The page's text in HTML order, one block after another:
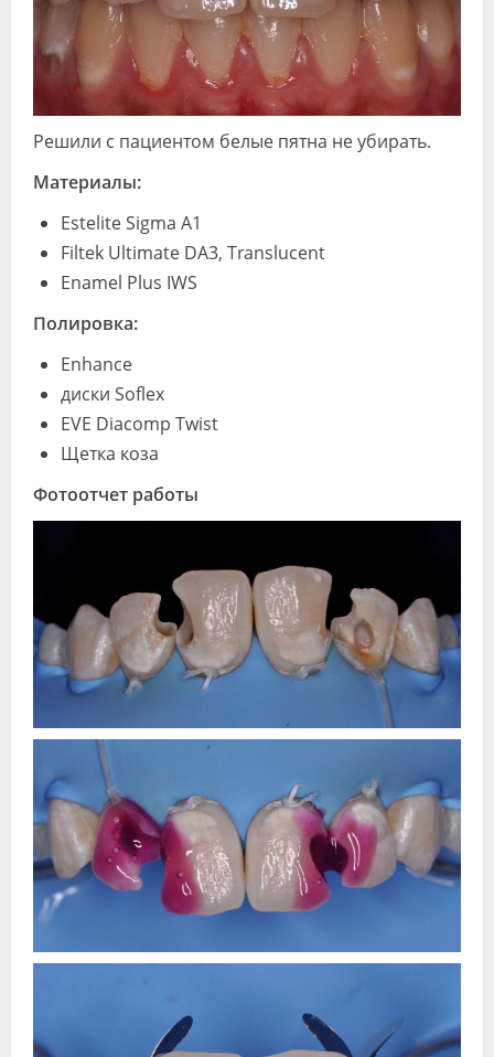
Решили с пациентом белые пятна не убирать.
Материалы:
Estelite Sigma A1
Filtek Ultimate DA3, Translucent
Enamel Plus IWS
Полировка:
Enhance
диски Soflex
EVE Diacomp Twist
Щетка коза
Фотоотчет работы